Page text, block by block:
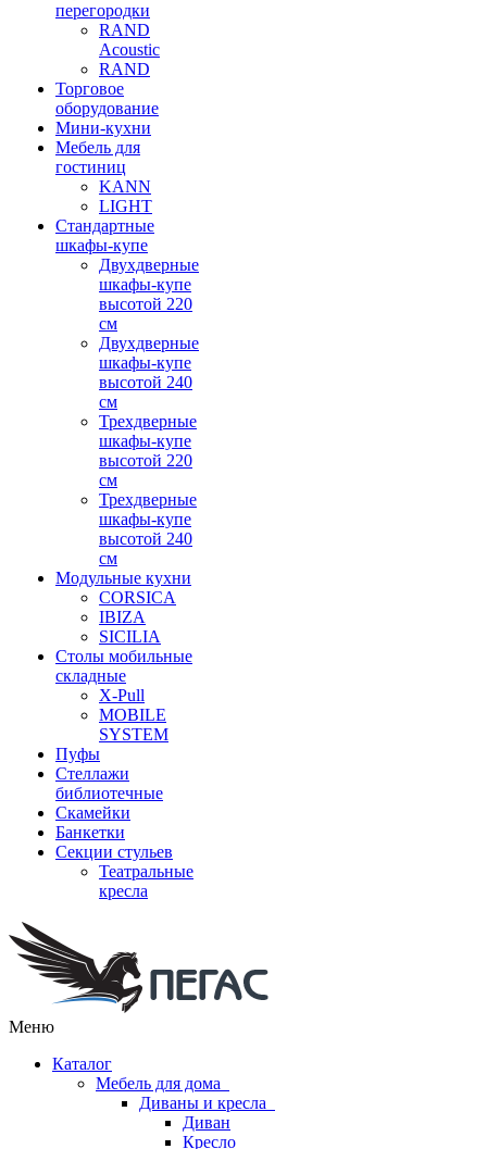
перегородки
RAND
Acoustic
RAND
Торговое
оборудование
Мини-кухни
Мебель для
гостиниц
KANN
LIGHT
Стандартные
шкафы-купе
Двухдверные
шкафы-купе
высотой 220
см
Двухдверные
шкафы-купе
высотой 240
см
Трехдверные
шкафы-купе
высотой 220
см
Трехдверные
шкафы-купе
высотой 240
см
Модульные кухни
CORSICA
IBIZA
SICILIA
Столы мобильные
складные
X-Pull
MOBILE
SYSTEM
Пуфы
Стеллажи
библиотечные
Скамейки
Банкетки
Секции стульев
Театральные
кресла
Меню
Каталог
Мебель для дома
Диваны и кресла
Диван
Кресло